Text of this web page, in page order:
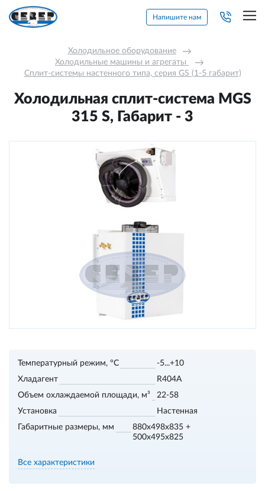
Напишите нам
Холодильное оборудование →
Холодильные машины и агрегаты →
Сплит-системы настенного типа, серия GS (1-5 габарит)
Холодильная сплит-система MGS
315 S, Габарит - 3
Температурный режим, °С
-5...+10
Хладагент
R404A
Объем охлаждаемой площади, м³
22-58
Установка
Настенная
Габаритные размеры, мм
880x498x835 +
500x495x825
Все характеристики